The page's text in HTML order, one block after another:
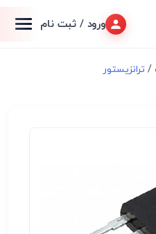
ورود / ثبت نام
/ ترانزیستور